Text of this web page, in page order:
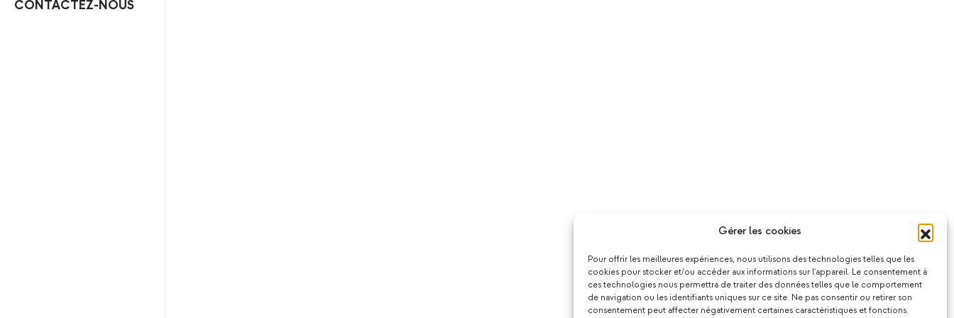
Gérer les cookies
Pour offrir les meilleures expériences, nous utilisons des technologies telles que les
cookies pour stocker et/ou accéder aux informations sur l'appareil. Le consentement à
ces technologies nous permettra de traiter des données telles que le comportement
de navigation ou les identifiants uniques sur ce site. Ne pas consentir ou retirer son
consentement peut affecter négativement certaines caractéristiques et fonctions.
CONTACTEZ-NOUS